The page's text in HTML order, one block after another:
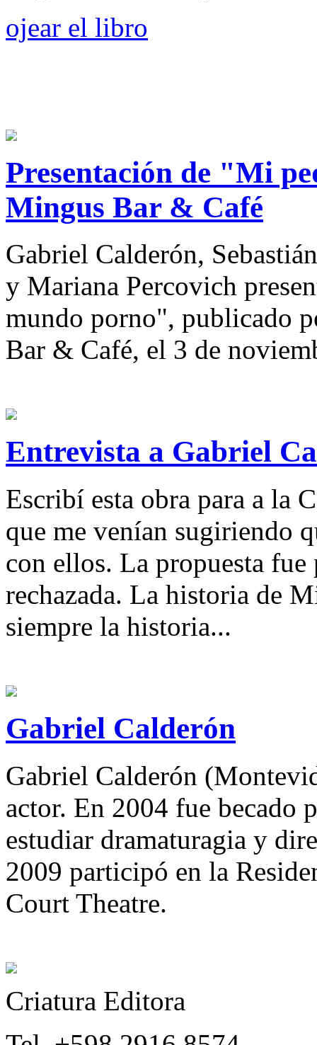
ojear el libro
Presentación de "Mi
Mingus Bar & Café
Gabriel Calderón,
y Mariana Percovich
mundo porno", publicado
Bar & Café, el 3 de
Entrevista a Gabriel
Escribí esta obra para a la
que me venían sugiriendo
con ellos. La propuesta fue
rechazada. La historia de
siempre la historia...
Gabriel Calderón
Gabriel Calderón
actor. En 2004 fue becado
estudiar dramaturagia y
2009 participó en la
Court Theatre.
Criatura Editora